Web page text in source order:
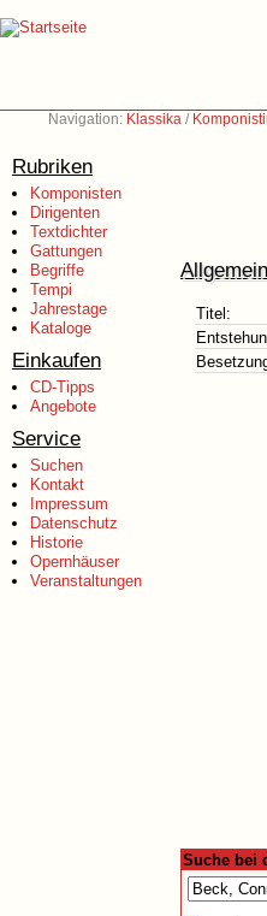
Navigation: Klassika /
Rubriken
Komponisten
Dirigenten
Textdichter
Gattungen
Begriffe
Tempi
Jahrestage
Kataloge
Einkaufen
CD-Tipps
Angebote
Service
Suchen
Kontakt
Impressum
Datenschutz
Historie
Opernhäuser
Veranstaltungen
Titel:
Suche bei